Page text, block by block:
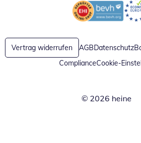
Öffnet in neuem
Vertrag widerrufen AGBDatenschutz
ComplianceCookie-
© 2026 heine